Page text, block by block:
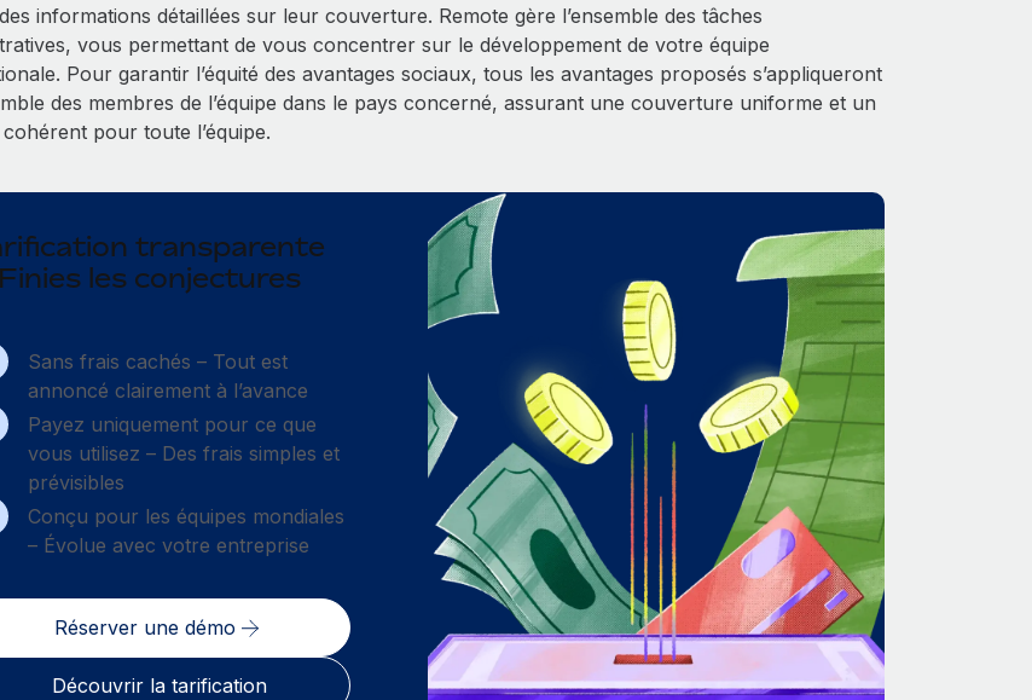
informations détaillées sur leur couverture. Remote gère l’ensemble des tâches
vous permettant de vous concentrer sur le développement de votre équipe
Pour garantir l’équité des avantages sociaux, tous les avantages proposés s’appliqueront
des membres de l’équipe dans le pays concerné, assurant une couverture uniforme et un
pour toute l’équipe.
transparente
les conjectures
Sans frais cachés – Tout est
annoncé clairement à l’avance
Payez uniquement pour ce que
vous utilisez – Des frais simples et
prévisibles
Conçu pour les équipes mondiales
– Évolue avec votre entreprise
Réserver une démo
Découvrir la tarification